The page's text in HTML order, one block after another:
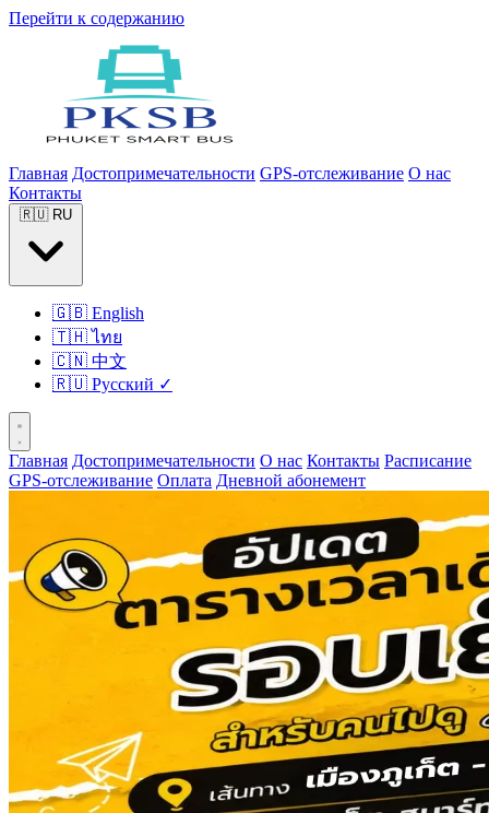
Перейти к содержанию
Главная Достопримечательности GPS-отслеживание О нас
Контакты
🇷🇺 RU
🇬🇧 English
🇹🇭 ไทย
🇨🇳 中文
🇷🇺 Русский ✓
Главная Достопримечательности О нас Контакты Расписание
GPS-отслеживание Оплата Дневной абонемент